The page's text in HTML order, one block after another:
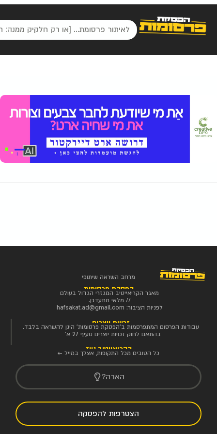
מרחב השראה שיתופי
הפסקת פרסומות
מאגר הקריאייטיב המגזרי הגדול בעולם
// מלאי מתעדכן.
לפניות הציבור: hafsakat.ad@gmail.com
זכויות יוצרים
עבודות הפרסום המתפרסמות ב'הפסקת פרסומות' הינן להשראה בלבד.
בהתאם לחוק זכויות יוצרים סעיף 27 א'
הקריאייטיב ניוז
כל הטובים מכל התקופות, אצלך במייל ←
הארה?
הצטרפות להפסקה